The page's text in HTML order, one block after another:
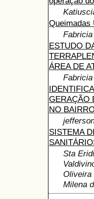
Queimadas
ESTUDO
ÁREA DE
GERAÇÃO
NO
SISTEMA
Sta
Oliveira
Milena